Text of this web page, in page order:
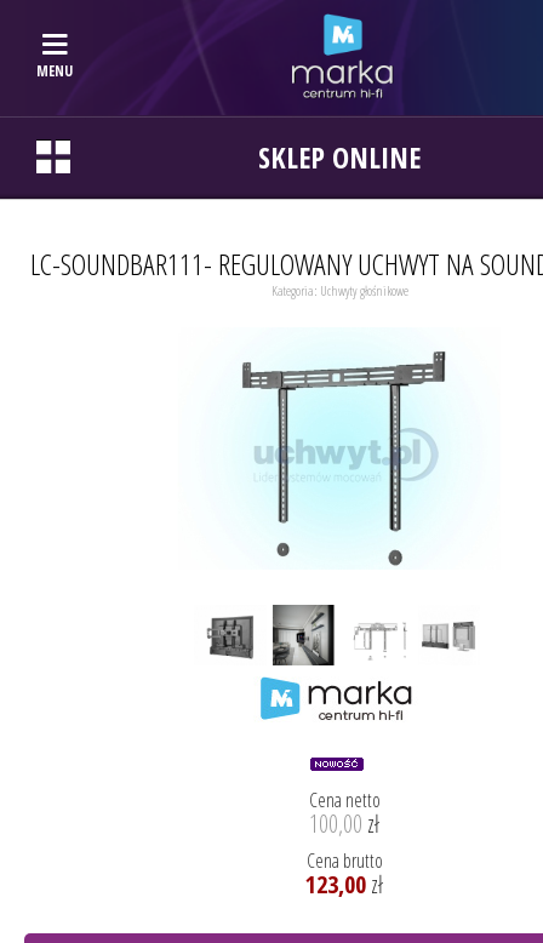
MENU
SKLEP ONLINE
LC-SOUNDBAR111- REGULOWANY UCHWYT NA
Kategoria: Uchwyty głośnikowe
Cena netto
100,00 zł
Cena brutto
123,00zł